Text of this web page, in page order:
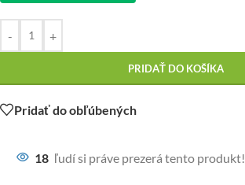
- +
PRIDAŤ DO KOŠÍKA
Pridať do obľúbených
18 ľudí si práve prezerá tento produkt!